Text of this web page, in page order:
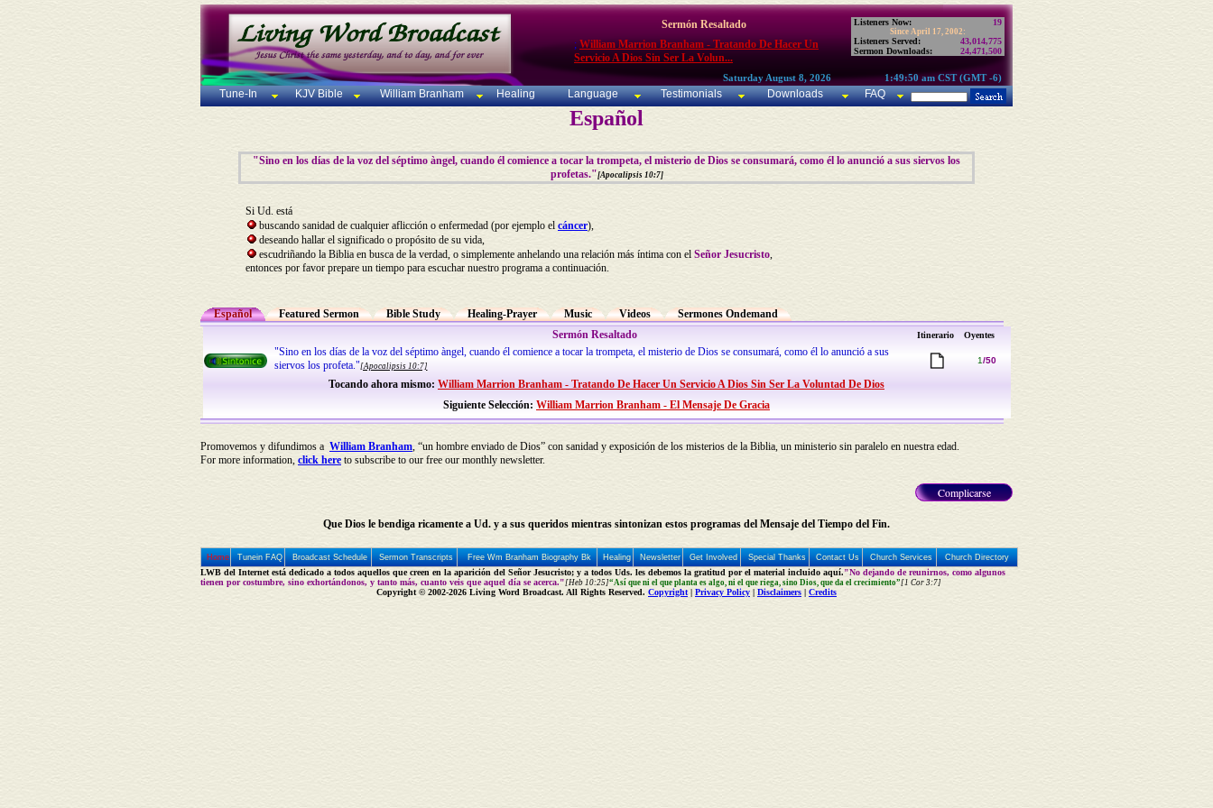
Sermón Resaltado
; William Marrion Branham - Tratando De Hacer Un
Servicio A Dios Sin Ser La Volun...
Listeners Now: 19
Since April 17, 2002:
Listeners Served:
43,014,775
Sermon Downloads:
24,471,500
Saturday August 8, 2026 1:49:50 am CST (GMT -6)
Tune-In KJV Bible William Branham Healing Language Testimonials Downloads FAQ
Español
"Sino en los días de la voz del séptimo àngel, cuando él comience a tocar la trompeta, el misterio de Dios se consumará, como él lo anunció a sus siervos los
profetas."[Apocalipsis 10:7]
Si Ud. está
buscando sanidad de cualquier aflicción o enfermedad (por ejemplo el cáncer),
deseando hallar el significado o propósito de su vida,
escudriñando la Biblia en busca de la verdad, o simplemente anhelando una relación más íntima con el Señor Jesucristo,
entonces por favor prepare un tiempo para escuchar nuestro programa a continuación.
Español Featured Sermon Bible Study Healing-Prayer Music Videos
Sermones Ondemand
Sermón Resaltado
Itinerario Oyentes
"Sino en los días de la voz del séptimo àngel, cuando él comience a tocar la trompeta, el misterio de Dios se consumará, como él lo anunció a sus
siervos los profeta."[Apocalipsis 10:7]
1/50
Tocando ahora mismo: William Marrion Branham - Tratando De Hacer Un Servicio A Dios Sin Ser La Voluntad De Dios
Siguiente Selección: William Marrion Branham - El Mensaje De Gracia
Promovemos y difundimos a William Branham, “un hombre enviado de Dios” con sanidad y exposición de los misterios de la Biblia, un ministerio sin paralelo en nuestra edad.
For more information, click here to subscribe to our free our monthly newsletter.
Complicarse
Que Dios le bendiga ricamente a Ud. y a sus queridos mientras sintonizan estos programas del Mensaje del Tiempo del Fin.
Home Tunein FAQ Broadcast Schedule Sermon Transcripts Free Wm Branham Biography Bk Healing Newsletter Get Involved Special Thanks Contact Us Church Services Church Directory
LWB del Internet está dedicado a todos aquellos que creen en la aparición del Señor Jesucristo; y a todos Uds. les debemos la gratitud por el material incluido aquí."No dejando de reunirnos, como algunos
tienen por costumbre, sino exhortándonos, y tanto más, cuanto veis que aquel día se acerca."[Heb 10:25]“Así que ni el que planta es algo, ni el que riega, sino Dios, que da el crecimiento”[1 Cor 3:7]
Copyright © 2002-2026 Living Word Broadcast. All Rights Reserved. Copyright| Privacy Policy Disclaimers Credits